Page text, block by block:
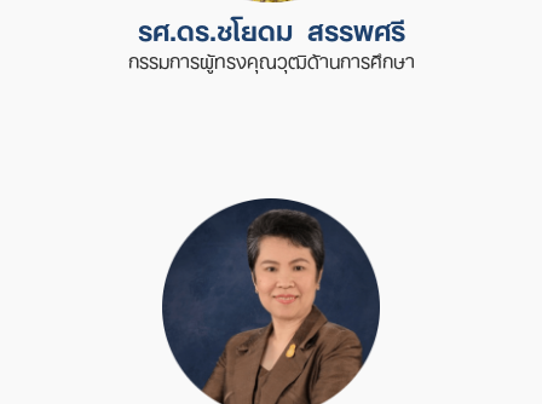
รศ.ดร.ชโยดม สรรพศรี
กรรมการผู้ทรงคุณวุฒิด้านการศึกษา